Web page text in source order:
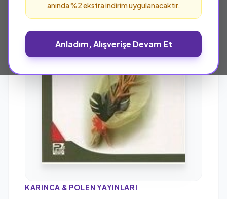
anında %2 ekstra indirim uygulanacaktır.
Anladım, Alışverişe Devam Et
KARINCA & POLEN YAYINLARI